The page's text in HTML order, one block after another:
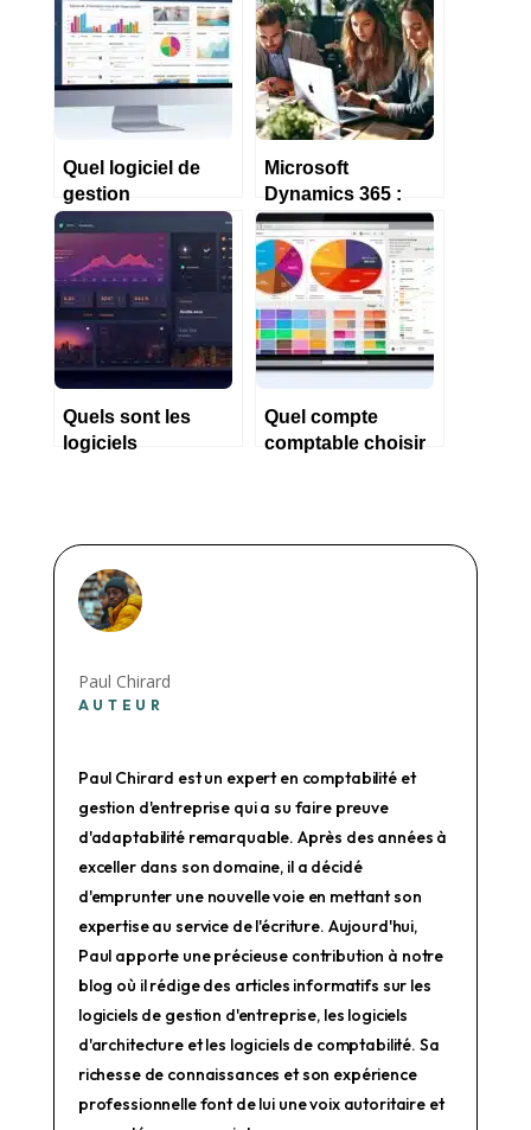
Quel logiciel de
gestion
d’entreprise choisir
en 2023 ?
Microsoft
Dynamics 365 :
Démo, notes, prix
et fonctionnalités
2023
Quels sont les
logiciels
Quel compte
comptable choisir
Paul Chirard
AUTEUR
Paul Chirard est un expert en comptabilité et
gestion d'entreprise qui a su faire preuve
d'adaptabilité remarquable. Après des années à
exceller dans son domaine, il a décidé
d'emprunter une nouvelle voie en mettant son
expertise au service de l'écriture. Aujourd'hui,
Paul apporte une précieuse contribution à notre
blog où il rédige des articles informatifs sur les
logiciels de gestion d'entreprise, les logiciels
d'architecture et les logiciels de comptabilité. Sa
richesse de connaissances et son expérience
professionnelle font de lui une voix autoritaire et